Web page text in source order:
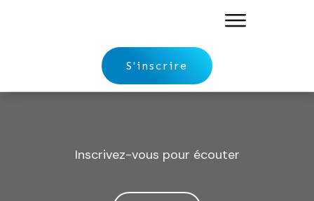
S'inscrire
Inscrivez-vous pour écouter